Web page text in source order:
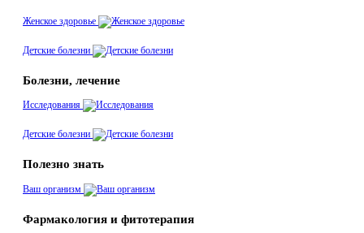
Женское здоровье
Детские болезни
Болезни, лечение
Исследования
Детские болезни
Полезно знать
Ваш организм
Фармакология и фитотерапия